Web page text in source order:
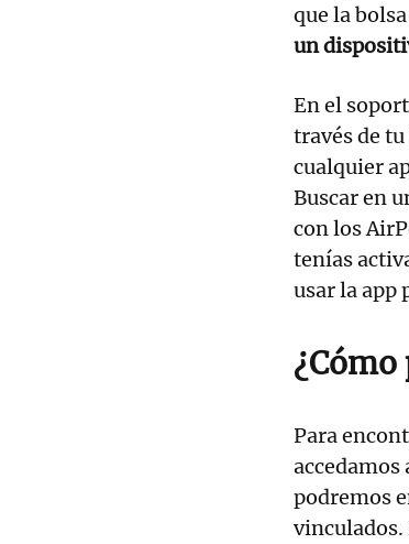
que la
un
En el
través de
cualquier
Buscar en
con los
tenías
usar la app
Para
accedamos
podremos
vinculados.